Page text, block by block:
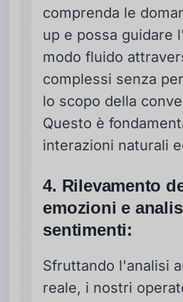
comprenda le
up e possa guidare
modo fluido
complessi senza
lo scopo della
Questo è
interazioni naturali
4. Rilevamento
emozioni e
sentimenti:
Sfruttando l'analisi
reale, i nostri